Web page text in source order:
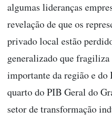
algumas lideranças
revelação de que os
privado local estão
generalizado que
importante da região e
quarto do PIB Geral do
setor de transformação